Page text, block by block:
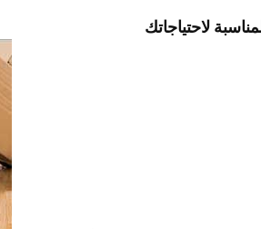
لاحتياجاتك